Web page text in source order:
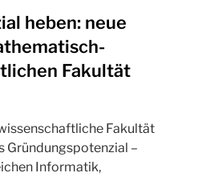
heben: neue
Fakultät
Fakultät
Gründungspotenzial –
Informatik,